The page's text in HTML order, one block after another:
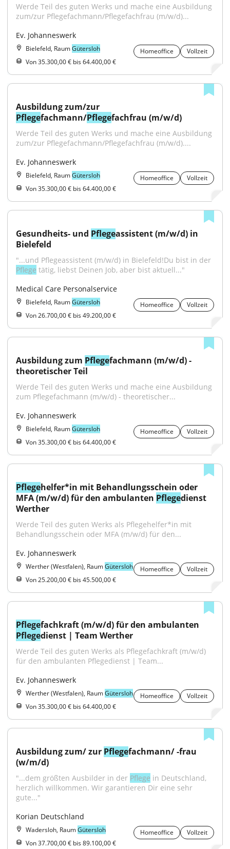
Werde Teil des guten Werks und mache eine Ausbildung
zum/zur Pflegefachmann/Pflegefachfrau (m/w/d)...
Ev. Johanneswerk
Bielefeld, RaumGütersloh Homeoffice
Vollzeit
Von 35.300,00 € bis 64.400,00 €
Pflegefachmann/Pflegefachfrau (m/w/d)
Werde Teil des guten Werks und mache eine Ausbildung
zum/zur Pflegefachmann/Pflegefachfrau (m/w/d)....
Ev. Johanneswerk
Bielefeld, RaumGütersloh Homeoffice
Vollzeit
Von 35.300,00 € bis 64.400,00 €
Gesundheits- und Pflegeassistent (m/w/d) in
Bielefeld
Pflege tätig, liebst Deinen Job, aber bist aktuell..."
Medical Care Personalservice
Bielefeld, RaumGütersloh Homeoffice
Vollzeit
Von 26.700,00 € bis 49.200,00 €
Ausbildung zum Pflegefachmann (m/w/d) -
theoretischer Teil
Werde Teil des guten Werks und mache eine Ausbildung
zum Pflegefachmann (m/w/d) - theoretischer...
Ev. Johanneswerk
Bielefeld, RaumGütersloh Homeoffice
Vollzeit
Von 35.300,00 € bis 64.400,00 €
Pflegehelfer*in mit Behandlungsschein oder
MFA (m/w/d) für den ambulanten Pflegedienst
Werther
Werde Teil des guten Werks als Pflegehelfer*in mit
Behandlungsschein oder MFA (m/w/d) für den...
Ev. Johanneswerk
Werther (Westfalen), RaumGütersloh Homeoffice
Vollzeit
Von 25.200,00 € bis 45.500,00 €
Pflege
Pflegedienst | Team Werther
Werde Teil des guten Werks als Pflegefachkraft (m/w/d)
für den ambulanten Pflegedienst | Team...
Ev. Johanneswerk
Werther (Westfalen), RaumGütersloh Homeoffice
Vollzeit
Von 35.300,00 € bis 64.400,00 €
Ausbildung zum/ zur Pflegefachmann/ -frau
(w/m/d)
"...dem größten Ausbilder in der Pflege in Deutschland,
herzlich willkommen. Wir garantieren Dir eine sehr
gute..."
Korian Deutschland
Wadersloh, RaumGütersloh Homeoffice
Vollzeit
Von 37.700,00 € bis 89.100,00 €